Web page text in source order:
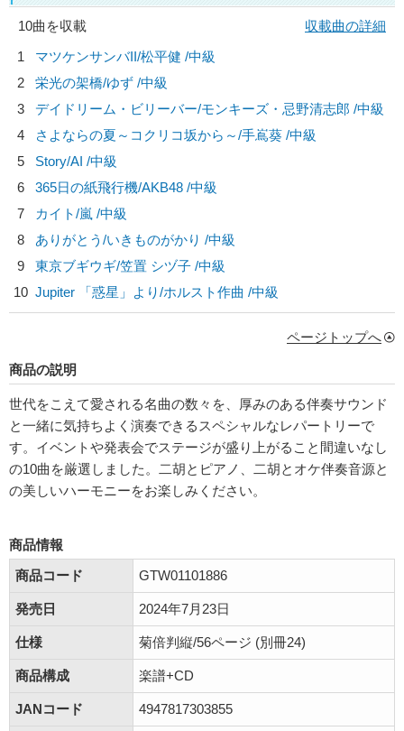
10曲を収載
収載曲の詳細
1
マツケンサンバII/松平健 /中級
2
栄光の架橋/ゆず /中級
3
デイドリーム・ビリーバー/モンキーズ・忌野清志郎 /中級
4
さよならの夏～コクリコ坂から～/手嶌葵 /中級
5
Story/AI /中級
6
365日の紙飛行機/AKB48 /中級
7
カイト/嵐 /中級
8
ありがとう/いきものがかり /中級
9
東京ブギウギ/笠置 シヅ子 /中級
10 Jupiter 「惑星」より/ホルスト作曲 /中級
ページトップへ
商品の説明
世代をこえて愛される名曲の数々を、厚みのある伴奏サウンド
と一緒に気持ちよく演奏できるスペシャルなレパートリーで
す。イベントや発表会でステージが盛り上がること間違いなし
の10曲を厳選しました。二胡とピアノ、二胡とオケ伴奏音源と
の美しいハーモニーをお楽しみください。
商品情報
商品コード
GTW01101886
発売日 2024年7月23日
仕様 菊倍判縦/56ページ (別冊24)
商品構成 楽譜+CD
JANコード 4947817303855